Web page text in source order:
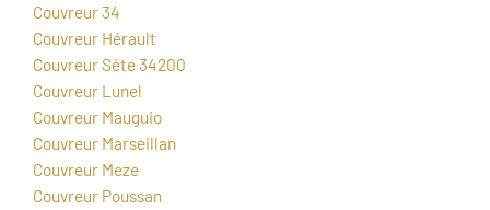
Couvreur 34
Couvreur Hérault
Couvreur Sète 34200
Couvreur Lunel
Couvreur Mauguio
Couvreur Marseillan
Couvreur Meze
Couvreur Poussan